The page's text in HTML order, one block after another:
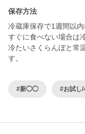
保存方法
冷蔵庫保存で1週間以内
すぐに食べない場合は
冷たいさくらんぼと常
す。
#新◯◯ #お試し/